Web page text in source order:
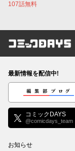
107話無料
コミック
最新情報を配信中!
編集部ブログ
コミックDAYS
@comicdays_team
お知らせ